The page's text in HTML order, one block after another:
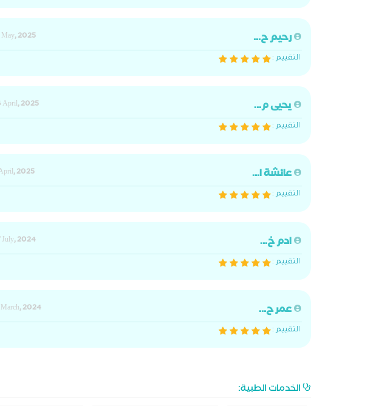
رحيم ح...
2025
التقييم :
يحيى م...
April, 2025
التقييم :
عائشة ا...
2025
التقييم :
ادم خ...
July, 2024
التقييم :
عمر ح...
2024
التقييم :
الخدمات الطبية: